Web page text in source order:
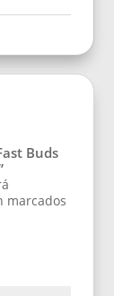
Buds
marcados